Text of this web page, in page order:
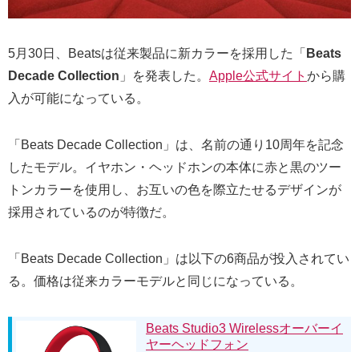
5月30日、Beatsは従来製品に新カラーを採用した「 Beats
Decade Collection 」を発表した。 Apple公式サイト から購
入が可能になっている。
「Beats Decade Collection」は、名前の通り10周年を記念
したモデル。イヤホン・ヘッドホンの本体に赤と黒のツー
トンカラーを使用し、お互いの色を際立たせるデザインが
採用されているのが特徴だ。
「Beats Decade Collection」は以下の6商品が投入されてい
る。価格は従来カラーモデルと同じになっている。
Beats Studio3 Wirelessオーバーイ
ヤーヘッドフォン